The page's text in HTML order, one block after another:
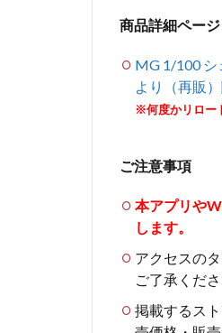
商品詳細ページ
MG 1/100 シ
より（再販
※何度かリロー
ご注意事項
本アプリや
します。
アクセスの
ご了承くださ
掲載するス